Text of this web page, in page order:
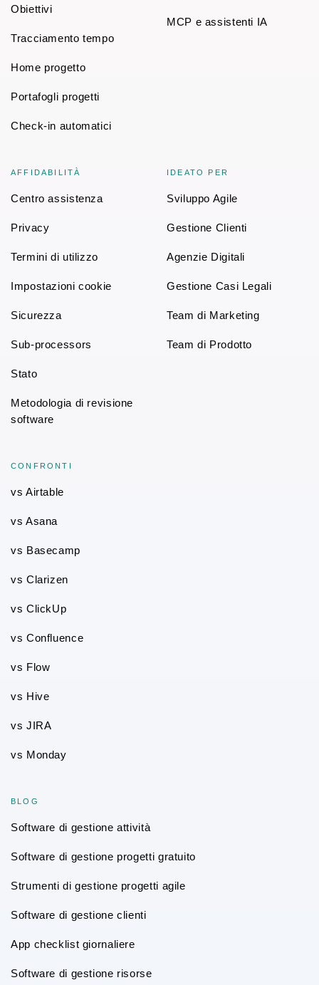
Obiettivi
Tracciamento tempo
Home progetto
Portafogli progetti
Check-in automatici
MCP e assistenti IA
AFFIDABILITÀ
Centro assistenza
Privacy
Termini di utilizzo
Impostazioni cookie
Sicurezza
Sub-processors
Stato
Metodologia di revisione
software
IDEATO PER
Sviluppo Agile
Gestione Clienti
Agenzie Digitali
Gestione Casi Legali
Team di Marketing
Team di Prodotto
CONFRONTI
vs Airtable
vs Asana
vs Basecamp
vs Clarizen
vs ClickUp
vs Confluence
vs Flow
vs Hive
vs JIRA
vs Monday
BLOG
Software di gestione attività
Software di gestione progetti gratuito
Strumenti di gestione progetti agile
Software di gestione clienti
App checklist giornaliere
Software di gestione risorse